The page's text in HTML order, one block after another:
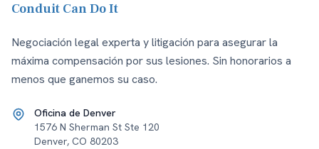
Conduit Can Do It
Negociación legal experta y litigación para asegurar la
máxima compensación por sus lesiones. Sin honorarios a
menos que ganemos su caso.
Oficina de Denver
1576 N Sherman St Ste 120
Denver, CO 80203